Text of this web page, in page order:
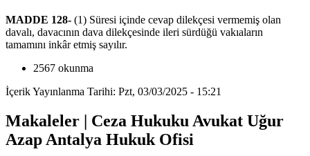
MADDE 128- (1) Süresi içinde cevap dilekçesi vermemiş olan
davalı, davacının dava dilekçesinde ileri sürdüğü vakıaların
tamamını inkâr etmiş sayılır.
2567 okunma
İçerik Yayınlanma Tarihi: Pzt, 03/03/2025 - 15:21
Makaleler | Ceza Hukuku Avukat Uğur
Azap Antalya Hukuk Ofisi